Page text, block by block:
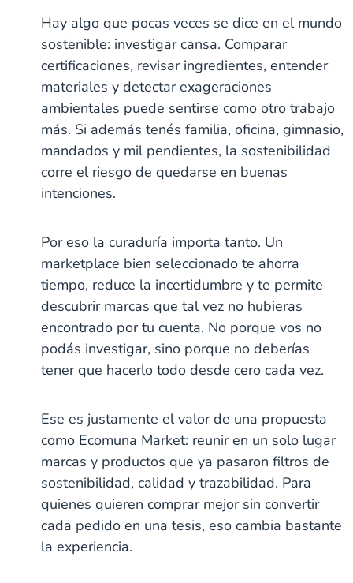
Hay algo que pocas veces se dice en el mundo
sostenible: investigar cansa. Comparar
certificaciones, revisar ingredientes, entender
materiales y detectar exageraciones
ambientales puede sentirse como otro trabajo
más. Si además tenés familia, oficina, gimnasio,
mandados y mil pendientes, la sostenibilidad
corre el riesgo de quedarse en buenas
intenciones.
Por eso la curaduría importa tanto. Un
marketplace bien seleccionado te ahorra
tiempo, reduce la incertidumbre y te permite
descubrir marcas que tal vez no hubieras
encontrado por tu cuenta. No porque vos no
podás investigar, sino porque no deberías
tener que hacerlo todo desde cero cada vez.
Ese es justamente el valor de una propuesta
como Ecomuna Market: reunir en un solo lugar
marcas y productos que ya pasaron filtros de
sostenibilidad, calidad y trazabilidad. Para
quienes quieren comprar mejor sin convertir
cada pedido en una tesis, eso cambia bastante
la experiencia.